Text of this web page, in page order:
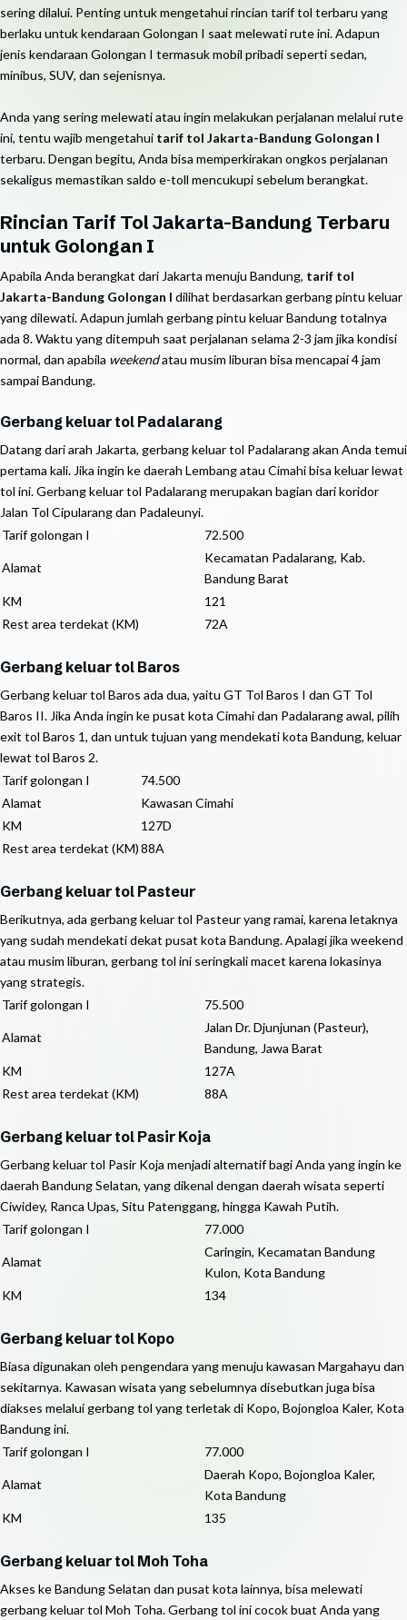
sering dilalui. Penting untuk mengetahui rincian tarif tol terbaru yang
berlaku untuk kendaraan Golongan I saat melewati rute ini. Adapun
jenis kendaraan Golongan I termasuk mobil pribadi seperti sedan,
minibus, SUV, dan sejenisnya.
Anda yang sering melewati atau ingin melakukan perjalanan melalui rute
ini, tentu wajib mengetahui tarif tol Jakarta-Bandung Golongan I
terbaru. Dengan begitu, Anda bisa memperkirakan ongkos perjalanan
sekaligus memastikan saldo e-toll mencukupi sebelum berangkat.
Rincian Tarif Tol Jakarta-Bandung Terbaru
untuk Golongan I
Apabila Anda berangkat dari Jakarta menuju Bandung, tarif tol
Jakarta-Bandung Golongan I dilihat berdasarkan gerbang pintu keluar
yang dilewati. Adapun jumlah gerbang pintu keluar Bandung totalnya
ada 8. Waktu yang ditempuh saat perjalanan selama 2-3 jam jika kondisi
normal, dan apabila weekendatau musim liburan bisa mencapai 4 jam
sampai Bandung.
Gerbang keluar tol Padalarang
Datang dari arah Jakarta, gerbang keluar tol Padalarang akan Anda temui
pertama kali. Jika ingin ke daerah Lembang atau Cimahi bisa keluar lewat
tol ini. Gerbang keluar tol Padalarang merupakan bagian dari koridor
Jalan Tol Cipularang dan Padaleunyi.
Tarif golongan I
72.500
Alamat
Kecamatan Padalarang, Kab.
Bandung Barat
KM
121
Rest area terdekat (KM)
72A
Gerbang keluar tol Baros
Gerbang keluar tol Baros ada dua, yaitu GT Tol Baros I dan GT Tol
Baros II. Jika Anda ingin ke pusat kota Cimahi dan Padalarang awal, pilih
exit tol Baros 1, dan untuk tujuan yang mendekati kota Bandung, keluar
lewat tol Baros 2.
Tarif golongan I
74.500
Alamat
Kawasan Cimahi
KM
127D
Rest area terdekat (KM)88A
Gerbang keluar tol Pasteur
Berikutnya, ada gerbang keluar tol Pasteur yang ramai, karena letaknya
yang sudah mendekati dekat pusat kota Bandung. Apalagi jika weekend
atau musim liburan, gerbang tol ini seringkali macet karena lokasinya
yang strategis.
Tarif golongan I
75.500
Alamat
Jalan Dr. Djunjunan (Pasteur),
Bandung, Jawa Barat
KM
127A
Rest area terdekat (KM)
88A
Gerbang keluar tol Pasir Koja
Gerbang keluar tol Pasir Koja menjadi alternatif bagi Anda yang ingin ke
daerah Bandung Selatan, yang dikenal dengan daerah wisata seperti
Ciwidey, Ranca Upas, Situ Patenggang, hingga Kawah Putih.
Tarif golongan I
77.000
Alamat
Caringin, Kecamatan Bandung
Kulon, Kota Bandung
KM
134
Gerbang keluar tol Kopo
Biasa digunakan oleh pengendara yang menuju kawasan Margahayu dan
sekitarnya. Kawasan wisata yang sebelumnya disebutkan juga bisa
diakses melalui gerbang tol yang terletak di Kopo, Bojongloa Kaler, Kota
Bandung ini.
Tarif golongan I
77.000
Alamat
Daerah Kopo, Bojongloa Kaler,
Kota Bandung
KM
135
Gerbang keluar tol Moh Toha
Akses ke Bandung Selatan dan pusat kota lainnya, bisa melewati
gerbang keluar tol Moh Toha. Gerbang tol ini cocok buat Anda yang